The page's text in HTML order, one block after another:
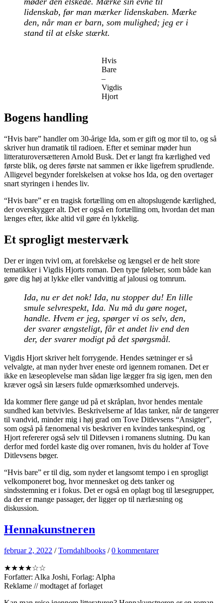
lidenskab, før man mærker lidenskaben. Mærke
den, når man er barn, som mulighed; jeg er i
stand til at elske stærkt.
Hvis
Bare
–
Vigdis
Hjort
Bogens handling
“Hvis bare” handler om 30-årige Ida, som er gift og mor til to, og så
skriver hun dramatik til radioen. Efter et seminar møder hun
litteraturoversætteren Arnold Busk. Det er langt fra kærlighed ved
første blik, og deres første nat sammen er ikke ligefrem sprudlende.
Alligevel begynder forelskelsen at vokse hos Ida, og den overtager
snart styringen i hendes liv.
“Hvis bare” er en tragisk fortælling om en altopslugende kærlighed,
der overskygger alt. Det er også en fortælling om, hvordan det man
længes efter, ikke altid vil gøre én lykkelig.
Et sprogligt mesterværk
Der er ingen tvivl om, at forelskelse og længsel er de helt store
tematikker i Vigdis Hjorts roman. Den type følelser, som både kan
gøre dig høj at lykke eller vandvittig af jalousi og tomrum.
Ida, nu er det nok! Ida, nu stopper du! En lille
smule selvrespekt, Ida. Nu må du gøre noget,
handle. Hvem er jeg, spørger vi os selv, den,
der svarer ængsteligt, får et andet liv end den
der, der svarer modigt på det spørgsmål.
Vigdis Hjort skriver helt forrygende. Hendes sætninger er så
velvalgte, at man nyder hver eneste ord igennem romanen. Det er
ikke en læseoplevelse man sådan lige lægger fra sig igen, men den
kræver også sin læsers fulde opmærksomhed undervejs.
Ida kommer flere gange ud på et skråplan, hvor hendes mentale
sundhed kan betvivles. Beskrivelserne af Idas tanker, når de tangerer
til vandvid, minder mig i høj grad om Tove Ditlevsens “Ansigter”,
som også på fænomenal vis beskriver en kvindes tankespind, og
Hjort refererer også selv til Ditlevsen i romanens slutning. Du kan
derfor med fordel kaste dig over romanen, hvis du holder af Tove
Ditlevsens bøger.
“Hvis bare” er til dig, som nyder et langsomt tempo i en sprogligt
velkomponeret bog, hvor mennesket og dets tanker og
sindsstemning er i fokus. Det er også en oplagt bog til læsegrupper,
da der er mange passager, der ligger op til nærlæsning og
diskussion.
Hennakunstneren
februar 2, 2022 /Torndahlbooks /0 kommentarer
★★★★☆☆
Forfatter: Alka Joshi, Forlag: Alpha
Reklame // modtaget af forlaget